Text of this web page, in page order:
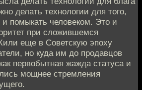
делать технологии для того,
помыкать человеком. Это и
при сложившемся
еще в Советскую эпоху
но куда им до продавцов
первобытная жажда статуса и
мощнее стремления